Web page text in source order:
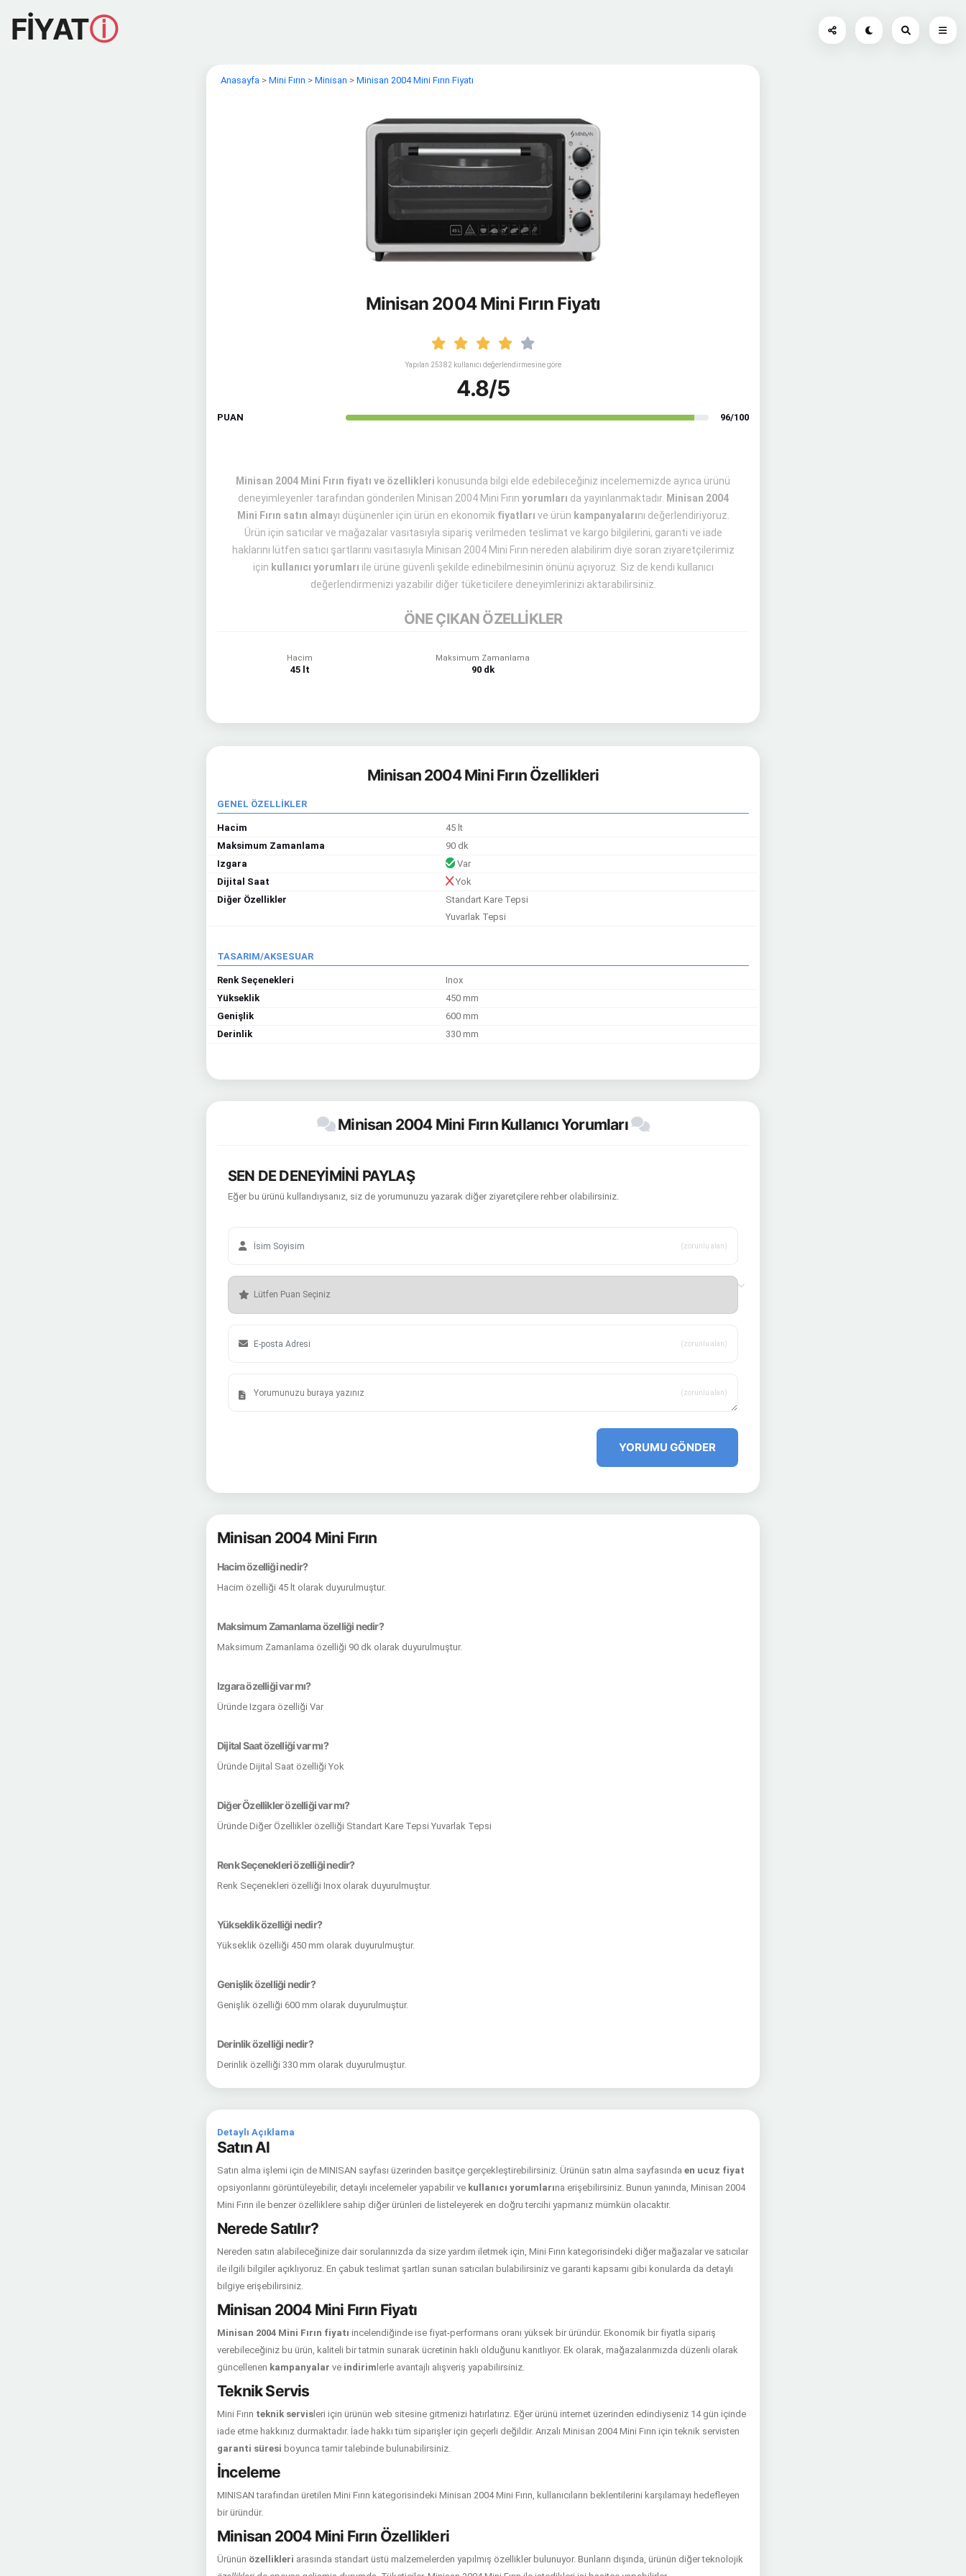
FİYATⓘ
Anasayfa > Mini Fırın > Minisan > Minisan 2004 Mini Fırın Fiyatı
Minisan 2004 Mini Fırın Fiyatı
Yapılan 25382 kullanıcı değerlendirmesine göre
4.8/5
PUAN 96/100
Minisan 2004 Mini Fırın fiyatı ve özellikleri konusunda bilgi elde edebileceğiniz incelememizde ayrıca ürünü
deneyimleyenler tarafından gönderilen Minisan 2004 Mini Fırın yorumları da yayınlanmaktadır. Minisan 2004
Mini Fırın satın almayı düşünenler için ürün en ekonomik fiyatları ve ürün kampanyalarını değerlendiriyoruz.
Ürün için satıcılar ve mağazalar vasıtasıyla sipariş verilmeden teslimat ve kargo bilgilerini, garanti ve iade
haklarını lütfen satıcı şartlarını vasıtasıyla Minisan 2004 Mini Fırın nereden alabilirim diye soran ziyaretçilerimiz
için kullanıcı yorumları ile ürüne güvenli şekilde edinebilmesinin önünü açıyoruz. Siz de kendi kullanıcı
değerlendirmenizi yazabilir diğer tüketicilere deneyimlerinizi aktarabilirsiniz.
ÖNE ÇIKAN ÖZELLİKLER
Hacim
45 lt
Maksimum Zamanlama
90 dk
Minisan 2004 Mini Fırın Özellikleri
GENEL ÖZELLİKLER
Hacim
45 lt
Maksimum Zamanlama
90 dk
Izgara
Var
Dijital Saat
Yok
Diğer Özellikler
Standart Kare Tepsi
Yuvarlak Tepsi
TASARIM/AKSESUAR
Renk Seçenekleri
Inox
Yükseklik
450 mm
Genişlik
600 mm
Derinlik
330 mm
Minisan 2004 Mini Fırın Kullanıcı Yorumları
SEN DE DENEYİMİNİ PAYLAŞ
Eğer bu ürünü kullandıysanız, siz de yorumunuzu yazarak diğer ziyaretçilere rehber olabilirsiniz.
(zorunlu alan)
(zorunlu alan)
(zorunlu alan)
YORUMU GÖNDER
Minisan 2004 Mini Fırın
Hacim özelliği nedir?
Hacim özelliği 45 lt olarak duyurulmuştur.
Maksimum Zamanlama özelliği nedir?
Maksimum Zamanlama özelliği 90 dk olarak duyurulmuştur.
Izgara özelliği var mı?
Üründe Izgara özelliği Var
Dijital Saat özelliği var mı?
Üründe Dijital Saat özelliği Yok
Diğer Özellikler özelliği var mı?
Üründe Diğer Özellikler özelliği Standart Kare Tepsi Yuvarlak Tepsi
Renk Seçenekleri özelliği nedir?
Renk Seçenekleri özelliği Inox olarak duyurulmuştur.
Yükseklik özelliği nedir?
Yükseklik özelliği 450 mm olarak duyurulmuştur.
Genişlik özelliği nedir?
Genişlik özelliği 600 mm olarak duyurulmuştur.
Derinlik özelliği nedir?
Derinlik özelliği 330 mm olarak duyurulmuştur.
Detaylı Açıklama
Satın Al
Satın alma işlemi için de MINISAN sayfası üzerinden basitçe gerçekleştirebilirsiniz. Ürünün satın alma sayfasında en ucuz fiyat
opsiyonlarını görüntüleyebilir, detaylı incelemeler yapabilir ve kullanıcı yorumlarına erişebilirsiniz. Bunun yanında, Minisan 2004
Mini Fırın ile benzer özelliklere sahip diğer ürünleri de listeleyerek en doğru tercihi yapmanız mümkün olacaktır.
Nerede Satılır?
Nereden satın alabileceğinize dair sorularınızda da size yardım iletmek için, Mini Fırın kategorisindeki diğer mağazalar ve satıcılar
ile ilgili bilgiler açıklıyoruz. En çabuk teslimat şartları sunan satıcıları bulabilirsiniz ve garanti kapsamı gibi konularda da detaylı
bilgiye erişebilirsiniz.
Minisan 2004 Mini Fırın Fiyatı
Minisan 2004 Mini Fırın fiyatı incelendiğinde ise fiyat-performans oranı yüksek bir üründür. Ekonomik bir fiyatla sipariş
verebileceğiniz bu ürün, kaliteli bir tatmin sunarak ücretinin haklı olduğunu kanıtlıyor. Ek olarak, mağazalarımızda düzenli olarak
güncellenen kampanyalar ve indirim lerle avantajlı alışveriş yapabilirsiniz.
Teknik Servis
Mini Fırın teknik servis leri için ürünün web sitesine gitmenizi hatırlatırız. Eğer ürünü internet üzerinden edindiyseniz 14 gün içinde
iade etme hakkınız durmaktadır. İade hakkı tüm siparişler için geçerli değildir. Arızalı Minisan 2004 Mini Fırın için teknik servisten
garanti süresi boyunca tamir talebinde bulunabilirsiniz.
İnceleme
MINISAN tarafından üretilen Mini Fırın kategorisindeki Minisan 2004 Mini Fırın, kullanıcıların beklentilerini karşılamayı hedefleyen
bir üründür.
Minisan 2004 Mini Fırın Özellikleri
Ürünün özellikleri arasında standart üstü malzemelerden yapılmış özellikler bulunuyor. Bunların dışında, ürünün diğer teknolojik